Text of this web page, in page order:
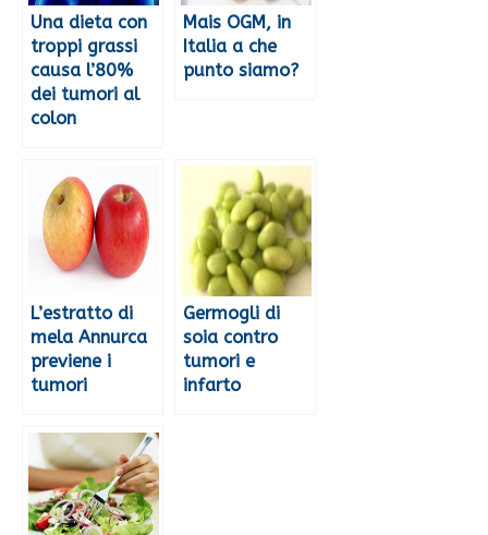
Una dieta con
troppi grassi
causa l’80%
dei tumori al
colon
Mais OGM, in
Italia a che
punto siamo?
L’estratto di
mela Annurca
previene i
tumori
Germogli di
soia contro
tumori e
infarto